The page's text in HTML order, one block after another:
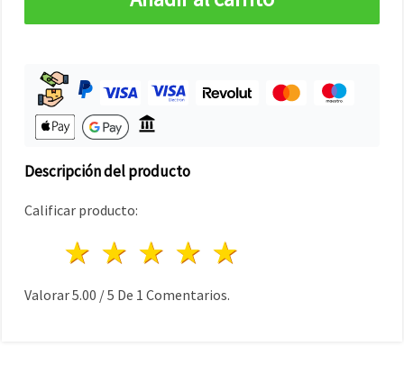
Descripción del producto
Calificar producto:
4 estrellas
3 estrellas
2 estrellas
1 estrella
Valorar5.00 /5 De 1 Comentarios.